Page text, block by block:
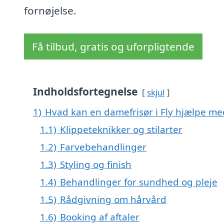
fornøjelse.
Få tilbud, gratis og uforpligtende
Indholdsfortegnelse skjul
1) Hvad kan en damefrisør i Fly hjælpe
1.1) Klippeteknikker og stilarter
1.2) Farvebehandlinger
1.3) Styling og finish
1.4) Behandlinger for sundhed og pleje
1.5) Rådgivning om hårvård
1.6) Booking af aftaler